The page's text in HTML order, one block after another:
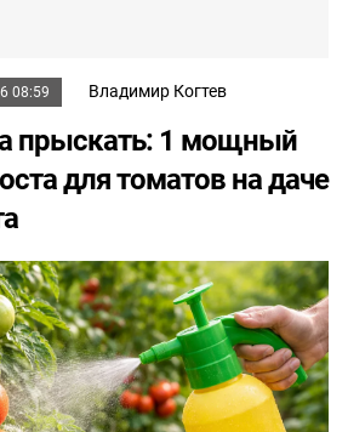
08:59 Владимир Когтев
прыскать: 1 мощный
для томатов на даче